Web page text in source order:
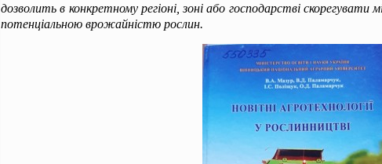
дозволить в конкретному регіоні, зоні або господарстві
потенціальною врожайністю рослин.